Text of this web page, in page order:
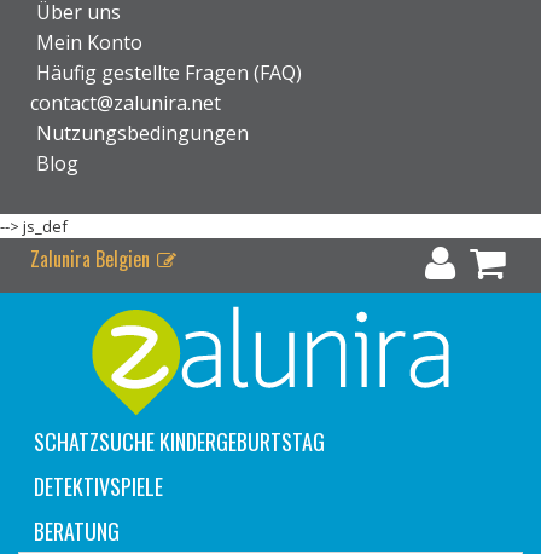
Über uns
Mein Konto
Häufig gestellte Fragen (FAQ)
contact@zalunira.net
Nutzungsbedingungen
Blog
--> js_def
Zalunira Belgien
SCHATZSUCHE KINDERGEBURTSTAG
DETEKTIVSPIELE
BERATUNG